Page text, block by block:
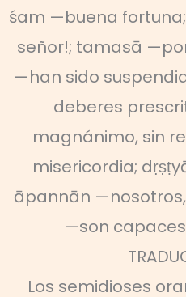
śam —buena
señor!; tamasā
—han sido
deberes
magnánimo, sin
misericordia;
āpannān
—son
Los semidioses